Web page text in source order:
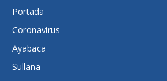
Portada
Coronavirus
Ayabaca
Sullana